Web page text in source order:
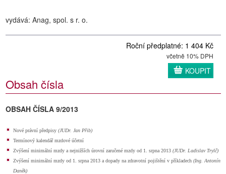
vydává: Anag, spol. s r. o.
Roční předplatné: 1 404 Kč
včetně 10% DPH
KOUPIT
Obsah čísla
OBSAH ČÍSLA 9/2013
Nové právní předpisy (JUDr. Jan Přib)
Termínový kalendář mzdové účetní
Zvýšení minimální mzdy a nejnižších úrovní zaručené mzdy od 1. srpna 2013 (JUDr. Ladislav Trylč)
Zvýšení minimální mzdy od 1. srpna 2013 a dopady na zdravotní pojištění v příkladech (Ing. Antonín
Daněk)